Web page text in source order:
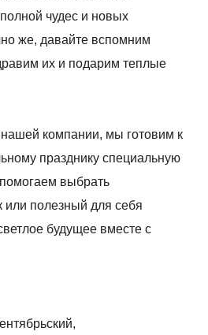
чудес и новых
же, давайте вспомним
их и подарим теплые
компании, мы готовим к
празднику специальную
выбрать
или полезный для себя
будущее вместе с